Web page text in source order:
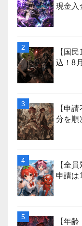
現金入
【国
込！8
【申
分を順
【全
申請は
【年